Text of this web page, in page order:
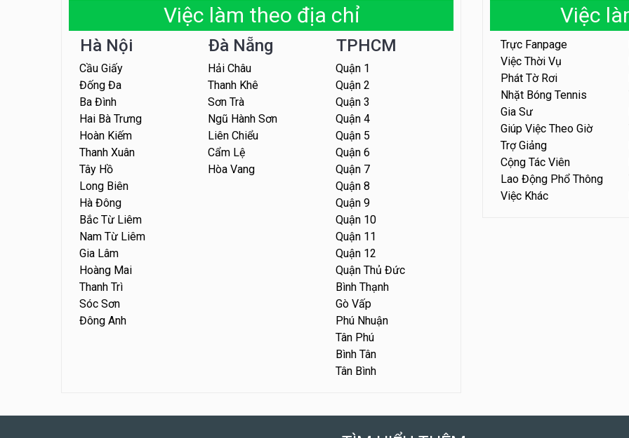
Việc làm theo địa chỉ
Hà Nội
Cầu Giấy
Đống Đa
Ba Đình
Hai Bà Trưng
Hoàn Kiếm
Thanh Xuân
Tây Hồ
Long Biên
Hà Đông
Bắc Từ Liêm
Nam Từ Liêm
Gia Lâm
Hoàng Mai
Thanh Trì
Sóc Sơn
Đông Anh
Đà Nẵng
Hải Châu
Thanh Khê
Sơn Trà
Ngũ Hành Sơn
Liên Chiểu
Cẩm Lệ
Hòa Vang
TPHCM
Quận 1
Quận 2
Quận 3
Quận 4
Quận 5
Quận 6
Quận 7
Quận 8
Quận 9
Quận 10
Quận 11
Quận 12
Quận Thủ Đức
Bình Thạnh
Gò Vấp
Phú Nhuận
Tân Phú
Bình Tân
Tân Bình
Việc
Trực Fanpage
Việc Thời Vụ
Phát Tờ Rơi
Nhặt Bóng Tennis
Gia Sư
Giúp Việc Theo Giờ
Trợ Giảng
Cộng Tác Viên
Lao Động Phổ Thông
Việc Khác